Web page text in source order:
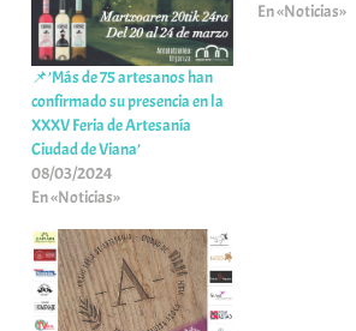
📌’Más de 75 artesanos han
confirmado su presencia en la
XXXV Feria de Artesanía
Ciudad de Viana’
08/03/2024
En «Noticias»
En «Noticias»